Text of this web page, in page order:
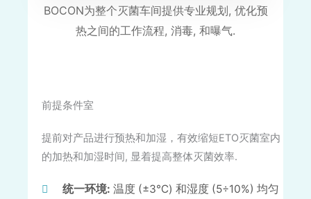
BOCON为整个灭菌车间提供专业规划, 优化预
热之间的工作流程, 消毒, 和曝气.
前提条件室
提前对产品进行预热和加湿，有效缩短ETO灭菌室内
的加热和加湿时间, 显着提高整体灭菌效率.
统一环境: 温度 (±3℃) 和湿度 (5÷10%) 均匀